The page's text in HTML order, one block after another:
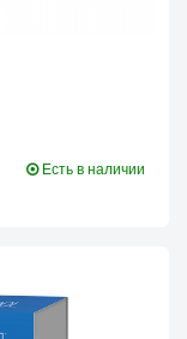
Есть в наличии